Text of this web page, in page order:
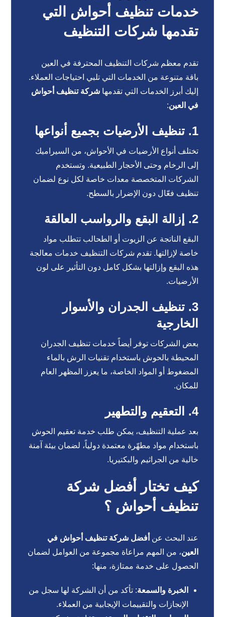
خدمات تنظيف أحواش التي
تقدمها شركات التنظيف
تقدم معظم شركات التنظيف المحترفة في العين
باقة متنوعة من الخدمات التي تلبي احتياجات العملاء.
إليك أبرز الخدمات التي تقدمهاشركة تنظيف أحواش
في العين:
1. تنظيف الأرضيات بجميع أنواعها
تختلف أنواع الأرضيات في الأحواش، من السيراميك
إلى الرخام وحتى الأحجار الطبيعية. وتستخدم
الشركات المتخصصة معدات خاصة لكل نوع لضمان
تنظيف فعّال دون الإضرار بالسطح.
2. إزالة البقع والرواسب العالقة
البقع الناتجة عن الزيوت أو الطحالب تتطلب مواد
خاصة لإزالتها. تقدم شركات التنظيف خدمات معالجة
هذه البقع وإزالتها بشكل كامل دون التأثير على لون
الأرضيات.
3. تنظيف الجدران والأسوار
الخارجية
بعض الشركات توفر أيضاً خدمات تنظيف الجدران
المحيطة بالحوش باستخدام تقنيات الرش بالماء
المضغوط أو المواد الخاصة، ما يعزز المظهر العام
للمكان.
4. التعقيم والتطهير
بعد عملية التنظيف، يمكن طلب خدمة تعقيم الحوش
باستخدام مواد مطهّرة معتمدة دولياً، لضمان بيئة آمنة
خالية من الجراثيم والبكتيريا.
كيف تختار أفضل شركة
تنظيف أحواش ؟
عند البحث عن أفضل شركة تنظيف أحواش في
العين، من المهم مراعاة مجموعة من العوامل لضمان
الحصول على خدمة ممتازة، منها:
الخبرة والسمعة: تأكد من أن الشركة لها سجل من
الإنجازات والتقييمات الإيجابية من العملاء.